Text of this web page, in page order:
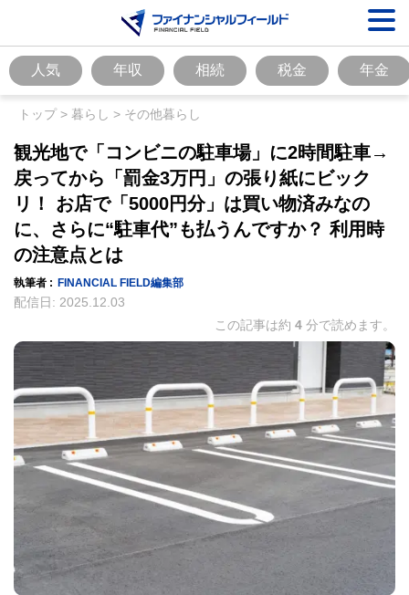
人気 年収 相続 税金 年金
トップ> 暮らし > その他暮らし
観光地で「コンビニの駐車場」に2時間駐車→
戻ってから「罰金3万円」の張り紙にビック
リ！ お店で「5000円分」は買い物済みなの
に、さらに“駐車代”も払うんですか？ 利用時
の注意点とは
執筆者 : FINANCIAL FIELD編集部
配信日: 2025.12.03
この記事は約 4 分で読めます。